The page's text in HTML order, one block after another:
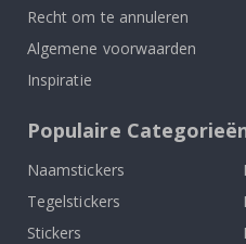
Recht om te annuleren
Algemene voorwaarden
Inspiratie
Populaire
Naamstickers
Tegelstickers
Stickers